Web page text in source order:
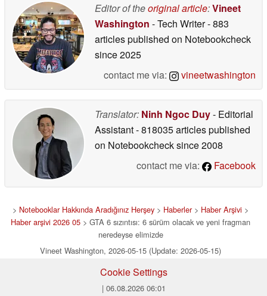
Editor of theoriginal article:Vineet
Washington - Tech Writer- 883
articles published on Notebookcheck
since 2025
contact me via:
vineetwashington
Translator: Ninh Ngoc Duy- Editorial
Assistant- 818035 articles published
on Notebookchecksince 2008
contact me via:
Facebook
> Notebooklar Hakkında Aradığınız Herşey > Haberler> Haber Arşivi >
Haber arşivi 2026 05 > GTA 6 sızıntısı: 6 sürüm olacak ve yeni fragman
neredeyse elimizde
Vineet Washington, 2026-05-15 (Update: 2026-05-15)
Cookie Settings
| 06.08.2026 06:01